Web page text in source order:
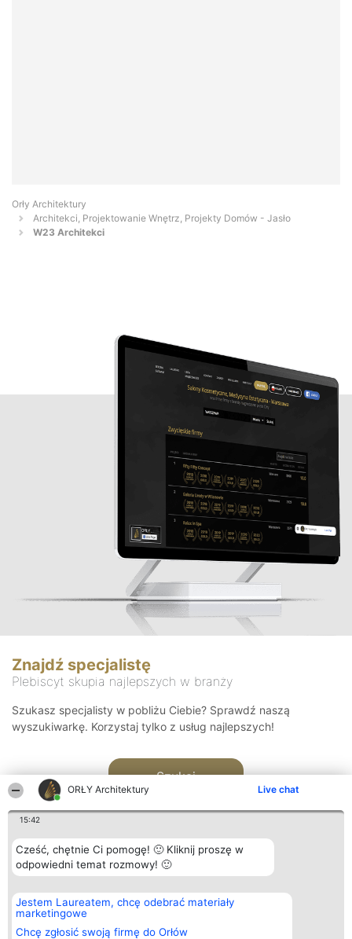
ORŁY Architektury Live chat
15:42
Cześć, chętnie Ci pomogę! 🙂 Kliknij proszę w
odpowiedni temat rozmowy! 🙂
Jestem Laureatem, chcę odebrać materiały
marketingowe
Chcę zgłosić swoją firmę do Orłów
Orły Architektury
Architekci, Projektowanie Wnętrz, Projekty Domów - Jasło
W23 Architekci
Znajdź specjalistę
Plebiscyt skupia najlepszych w branży
Szukasz specjalisty w pobliżu Ciebie? Sprawdź naszą
wyszukiwarkę. Korzystaj tylko z usług najlepszych!
Szukaj
Organizator plebiscytu
Bright Side Solutions sp. z o.
o. sp. k.
ul. Ruska 22
Plebiscyt
Laureaci
wszystkich
Kontakt
Kontakt